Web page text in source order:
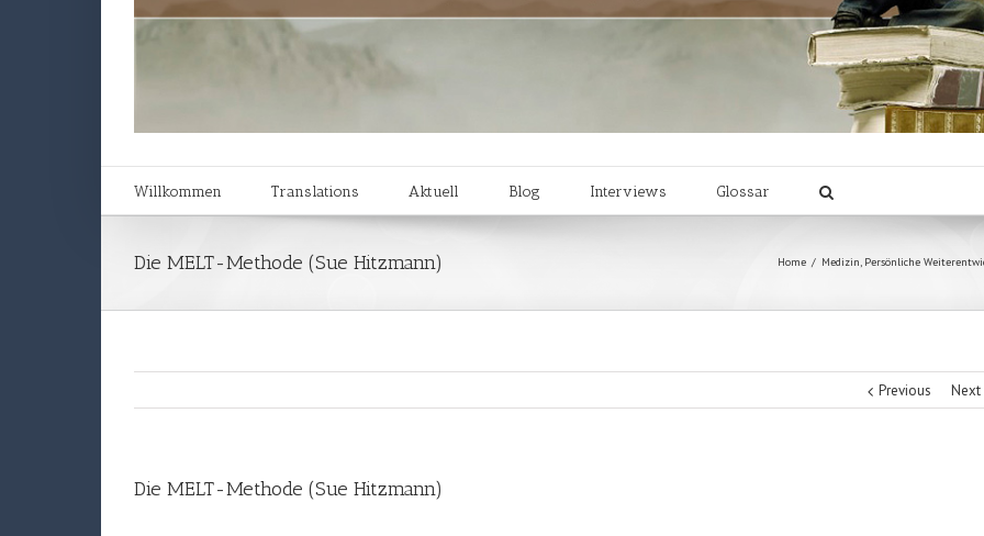
Willkommen Translations Aktuell Blog Interviews Glossar
Die MELT-Methode (Sue Hitzmann) Home / Medizin, Persönliche
Previous Next
Die MELT-Methode (Sue Hitzmann)